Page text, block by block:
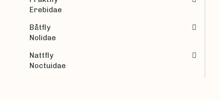
Erebidae
Båtfly
Nolidae
Nattfly
Noctuidae